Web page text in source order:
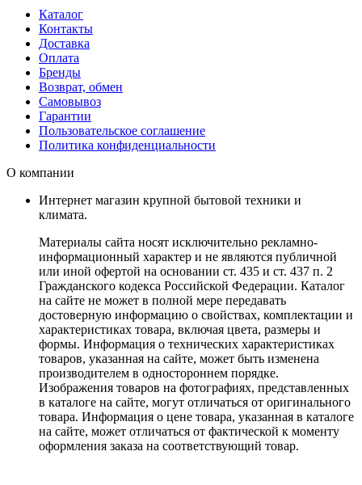
Каталог
Контакты
Доставка
Оплата
Бренды
Возврат, обмен
Самовывоз
Гарантии
Пользовательское соглашение
Политика конфиденциальности
О компании
Интернет магазин крупной бытовой техники и
климата.
Материалы сайта носят исключительно рекламно-
информационный характер и не являются публичной
или иной офертой на основании ст. 435 и ст. 437 п. 2
Гражданского кодекса Российской Федерации. Каталог
на сайте не может в полной мере передавать
достоверную информацию о свойствах, комплектации и
характеристиках товара, включая цвета, размеры и
формы. Информация о технических характеристиках
товаров, указанная на сайте, может быть изменена
производителем в одностороннем порядке.
Изображения товаров на фотографиях, представленных
в каталоге на сайте, могут отличаться от оригинального
товара. Информация о цене товара, указанная в каталоге
на сайте, может отличаться от фактической к моменту
оформления заказа на соответствующий товар.